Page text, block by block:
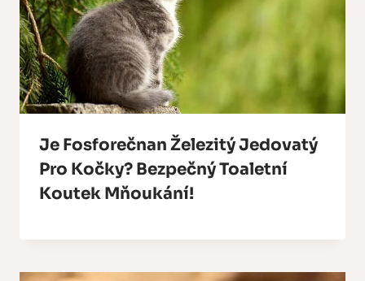
Je Fosforečnan Železitý Jedovatý
Pro Kočky? Bezpečný Toaletní
Koutek Mňoukání!